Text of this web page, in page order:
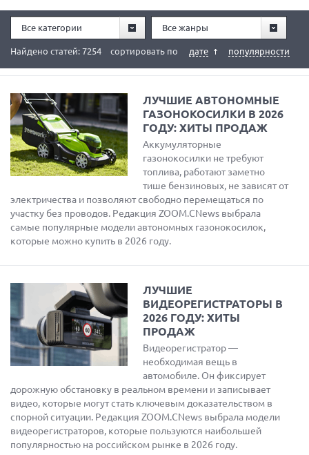
Все категории Все жанры
сортировать по дате популярности
Найдено статей: 7254
ЛУЧШИЕ АВТОНОМНЫЕ
ГАЗОНОКОСИЛКИ В 2026
ГОДУ: ХИТЫ ПРОДАЖ
Аккумуляторные
газонокосилки не требуют
топлива, работают заметно
тише бензиновых, не зависят от
электричества и позволяют свободно перемещаться по
участку без проводов. Редакция ZOOM.CNews выбрала
самые популярные модели автономных газонокосилок,
которые можно купить в 2026 году.
ЛУЧШИЕ
ВИДЕОРЕГИСТРАТОРЫ В
2026 ГОДУ: ХИТЫ
ПРОДАЖ
Видеорегистратор —
необходимая вещь в
автомобиле. Он фиксирует
дорожную обстановку в реальном времени и записывает
видео, которые могут стать ключевым доказательством в
спорной ситуации. Редакция ZOOM.CNews выбрала модели
видеорегистраторов, которые пользуются наибольшей
популярностью на российском рынке в 2026 году.